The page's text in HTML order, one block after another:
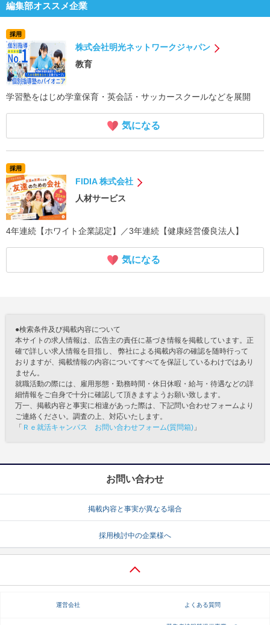
編集部オススメ企業
採用
株式会社明光ネットワークジャパン
教育
学習塾をはじめ学童保育・英会話・サッカースクールなどを展開
気になる
採用
FIDIA 株式会社
人材サービス
4年連続【ホワイト企業認定】／3年連続【健康経営優良法人】
気になる
●検索条件及び掲載内容について
本サイトの求人情報は、広告主の責任に基づき情報を掲載しています。正
確で詳しい求人情報を目指し、 弊社による掲載内容の確認を随時行って
おりますが、掲載情報の内容についてすべてを保証しているわけではあり
ません。
就職活動の際には、雇用形態・勤務時間・休日休暇・給与・待遇などの詳
細情報をご自身で十分に確認して頂きますようお願い致します。
万一、掲載内容と事実に相違があった際は、下記問い合わせフォームより
ご連絡ください。調査の上、対応いたします。
「 Ｒｅ就活キャンパス お問い合わせフォーム(質問箱) 」
お問い合わせ
掲載内容と事実が異なる場合
採用検討中の企業様へ
運営会社 よくある質問